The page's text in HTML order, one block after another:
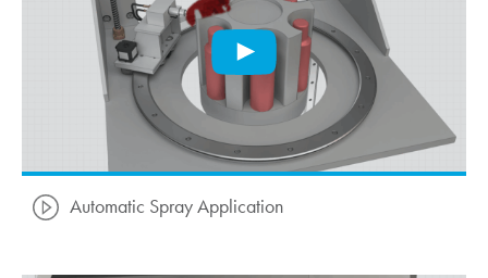
Automatic Spray Application